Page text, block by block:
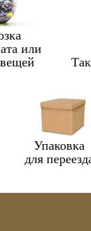
или
Упаковка
для